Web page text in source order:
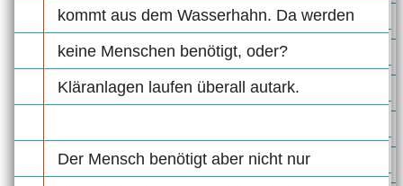
kommt aus dem Wasserhahn. Da werden
keine Menschen benötigt, oder?
Kläranlagen laufen überall autark.
Der Mensch benötigt aber nicht nur